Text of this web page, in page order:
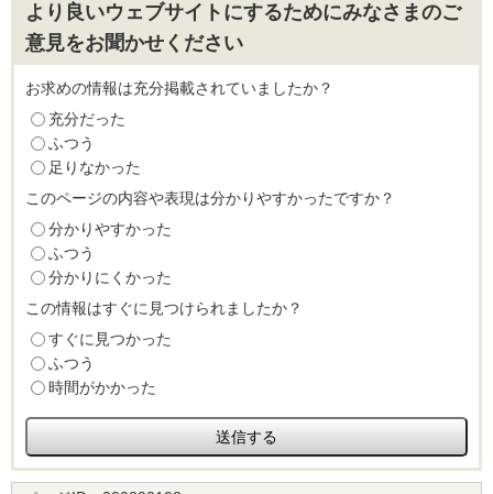
より良いウェブサイトにするためにみなさまのご
意見をお聞かせください
お求めの情報は充分掲載されていましたか？
充分だった
ふつう
足りなかった
このページの内容や表現は分かりやすかったですか？
分かりやすかった
ふつう
分かりにくかった
この情報はすぐに見つけられましたか？
すぐに見つかった
ふつう
時間がかかった